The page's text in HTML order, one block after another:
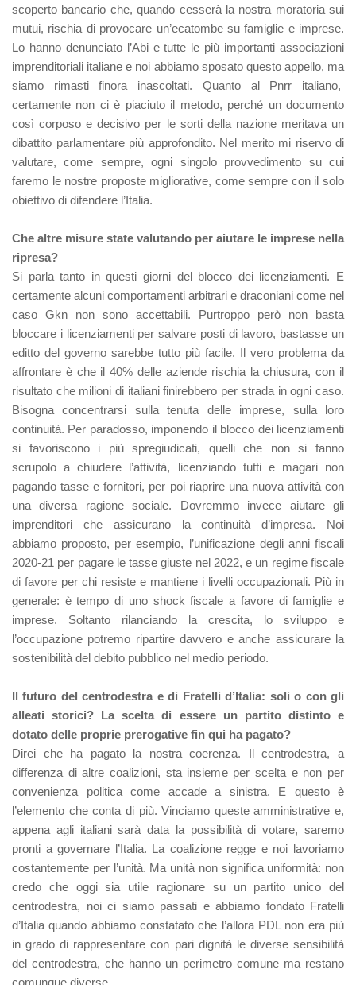
scoperto bancario che, quando cesserà la nostra moratoria sui
mutui, rischia di provocare un’ecatombe su famiglie e imprese.
Lo hanno denunciato l’Abi e tutte le più importanti associazioni
imprenditoriali italiane e noi abbiamo sposato questo appello, ma
siamo rimasti finora inascoltati. Quanto al Pnrr italiano,
certamente non ci è piaciuto il metodo, perché un documento
così corposo e decisivo per le sorti della nazione meritava un
dibattito parlamentare più approfondito. Nel merito mi riservo di
valutare, come sempre, ogni singolo provvedimento su cui
faremo le nostre proposte migliorative, come sempre con il solo
obiettivo di difendere l’Italia.
Che altre misure state valutando per aiutare le imprese nella
ripresa?
Si parla tanto in questi giorni del blocco dei licenziamenti. E
certamente alcuni comportamenti arbitrari e draconiani come nel
caso Gkn non sono accettabili. Purtroppo però non basta
bloccare i licenziamenti per salvare posti di lavoro, bastasse un
editto del governo sarebbe tutto più facile. Il vero problema da
affrontare è che il 40% delle aziende rischia la chiusura, con il
risultato che milioni di italiani finirebbero per strada in ogni caso.
Bisogna concentrarsi sulla tenuta delle imprese, sulla loro
continuità. Per paradosso, imponendo il blocco dei licenziamenti
si favoriscono i più spregiudicati, quelli che non si fanno
scrupolo a chiudere l’attività, licenziando tutti e magari non
pagando tasse e fornitori, per poi riaprire una nuova attività con
una diversa ragione sociale. Dovremmo invece aiutare gli
imprenditori che assicurano la continuità d’impresa. Noi
abbiamo proposto, per esempio, l’unificazione degli anni fiscali
2020-21 per pagare le tasse giuste nel 2022, e un regime fiscale
di favore per chi resiste e mantiene i livelli occupazionali. Più in
generale: è tempo di uno shock fiscale a favore di famiglie e
imprese. Soltanto rilanciando la crescita, lo sviluppo e
l’occupazione potremo ripartire davvero e anche assicurare la
sostenibilità del debito pubblico nel medio periodo.
Il futuro del centrodestra e di Fratelli d’Italia: soli o con gli
alleati storici? La scelta di essere un partito distinto e
dotato delle proprie prerogative fin qui ha pagato?
Direi che ha pagato la nostra coerenza. Il centrodestra, a
differenza di altre coalizioni, sta insieme per scelta e non per
convenienza politica come accade a sinistra. E questo è
l’elemento che conta di più. Vinciamo queste amministrative e,
appena agli italiani sarà data la possibilità di votare, saremo
pronti a governare l’Italia. La coalizione regge e noi lavoriamo
costantemente per l’unità. Ma unità non significa uniformità: non
credo che oggi sia utile ragionare su un partito unico del
centrodestra, noi ci siamo passati e abbiamo fondato Fratelli
d’Italia quando abbiamo constatato che l’allora PDL non era più
in grado di rappresentare con pari dignità le diverse sensibilità
del centrodestra, che hanno un perimetro comune ma restano
comunque diverse.